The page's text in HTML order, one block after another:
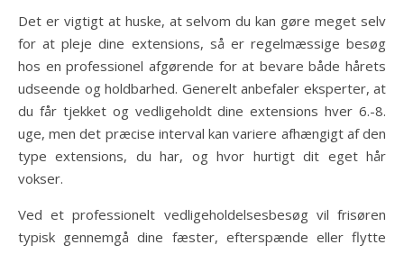
Det er vigtigt at huske, at selvom du kan gøre meget selv
for at pleje dine extensions, så er regelmæssige besøg
hos en professionel afgørende for at bevare både hårets
udseende og holdbarhed. Generelt anbefaler eksperter, at
du får tjekket og vedligeholdt dine extensions hver 6.-8.
uge, men det præcise interval kan variere afhængigt af den
type extensions, du har, og hvor hurtigt dit eget hår
vokser.
Ved et professionelt vedligeholdelsesbesøg vil frisøren
typisk gennemgå dine fæster, efterspænde eller flytte